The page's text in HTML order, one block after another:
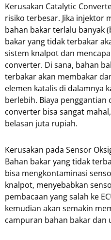
Kerusakan Catalytic
risiko terbesar. Jika injektor
bahan bakar terlalu banyak
bakar yang tidak terbakar
sistem knalpot dan
converter. Di sana, bahan
terbakar akan membakar
elemen katalis di dalamnya
berlebih. Biaya penggantian
converter bisa sangat
belasan juta rupiah.
Kerusakan pada Sensor
Bahan bakar yang tidak
bisa mengkontaminasi
knalpot, menyebabkan
pembacaan yang salah ke
kemudian akan semakin
campuran bahan bakar dan